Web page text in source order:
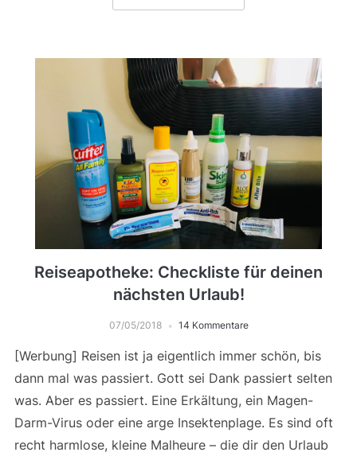
Reiseapotheke: Checkliste für deinen
nächsten Urlaub!
07/05/2018 14 Kommentare
[Werbung] Reisen ist ja eigentlich immer schön, bis
dann mal was passiert. Gott sei Dank passiert selten
was. Aber es passiert. Eine Erkältung, ein Magen-
Darm-Virus oder eine arge Insektenplage. Es sind oft
recht harmlose, kleine Malheure – die dir den Urlaub